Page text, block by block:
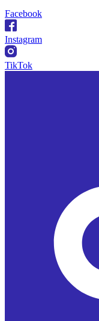
Facebook
Instagram
TikTok